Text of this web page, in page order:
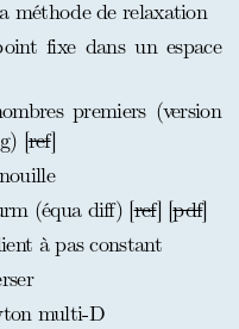
méthode de relaxation
fixe dans un espace
premiers (version
[ref]
(équa diff) [ref] [pdf]
à pas constant
multi-D